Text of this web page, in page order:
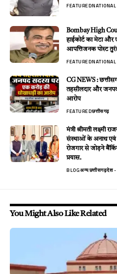
FEATUREDNATIONAL
Bombay High
हाईकोर्ट का मेटा
आपत्तिजनक पोस्ट
FEATUREDNATIONAL
CG NEWS :
तहसीलदार और
आरोप
FEATUREDछत्तीसगढ़
मंत्री श्रीमती
संस्थाओं के अनाथ एवं
रोजगार से जोड़ने
प्रयास.
BLOGअन्यछत्तीसगढ़देश -
You Might Also Like Related